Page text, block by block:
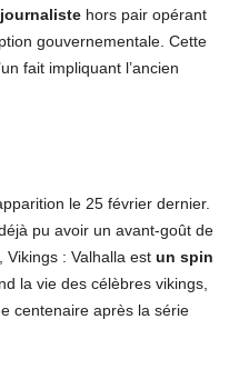
hors pair opérant
gouvernementale. Cette
fait impliquant l’ancien
le 25 février dernier.
pu avoir un avant-goût de
Vikings : Valhalla est un spin
la vie des célèbres vikings,
centenaire après la série